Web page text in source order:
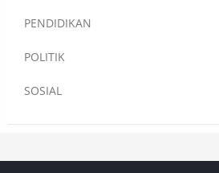
PENDIDIKAN
POLITIK
SOSIAL